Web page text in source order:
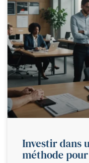
Investir dans
méthode